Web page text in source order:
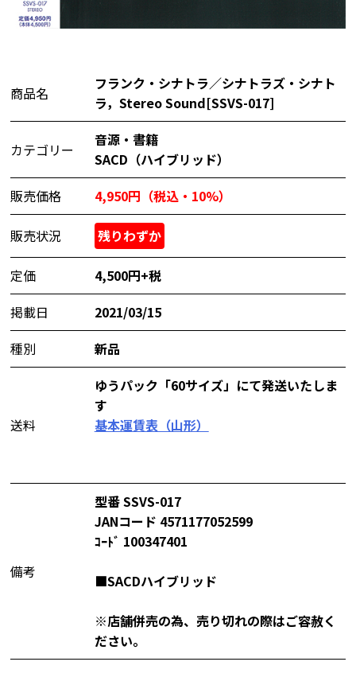
商品名
フランク・シナトラ／シナトラズ・シナト
ラ，Stereo Sound[SSVS-017]
カテゴリー
音源・書籍
SACD（ハイブリッド）
販売価格
4,950円（税込・10%）
販売状況 残りわずか
定価
4,500円+税
掲載日
2021/03/15
種別
新品
送料
ゆうパック「60サイズ」にて発送いたしま
す
基本運賃表（山形）
備考
型番 SSVS-017
JANコード 4571177052599
ｺｰﾄﾞ 100347401
■SACDハイブリッド
※店舗併売の為、売り切れの際はご容赦く
ださい。